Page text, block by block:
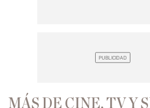
MÁS DE CINE, TV Y